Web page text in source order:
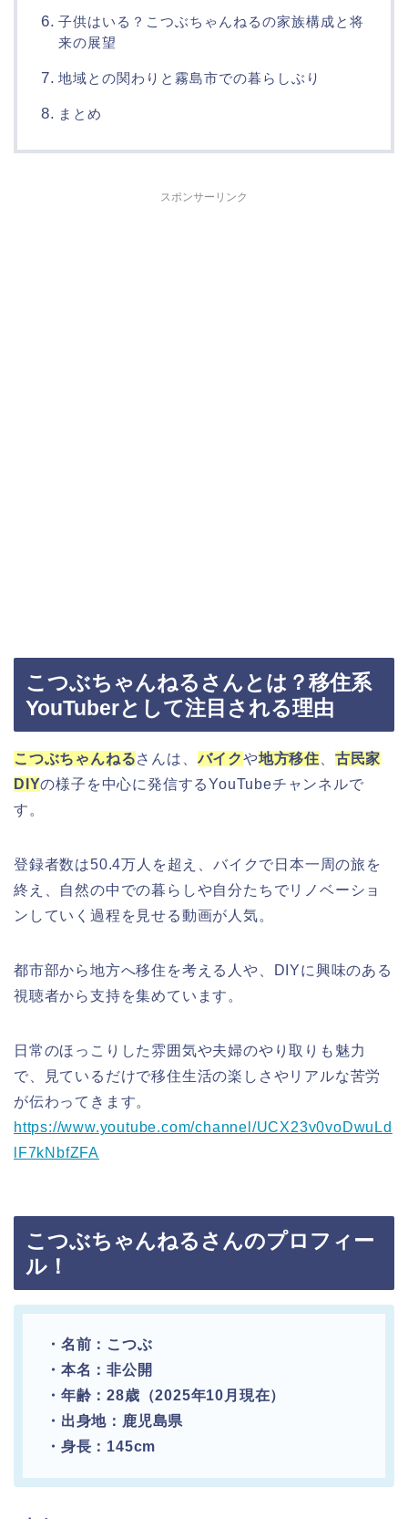
子供はいる？こつぶちゃんねるの家族構成と将
来の展望
地域との関わりと霧島市での暮らしぶり
まとめ
スポンサーリンク
こつぶちゃんねるさんとは？移住系
YouTuberとして注目される理由
こつぶちゃんねるさんは、バイクや地方移住
古民家
DIYの様子を中心に発信するYouTubeチャンネルで
す。
登録者数は50.4万人を超え、バイクで日本一周の旅を
終え、自然の中での暮らしや自分たちでリノベーショ
ンしていく過程を見せる動画が人気。
都市部から地方へ移住を考える人や、DIYに興味のある
視聴者から支持を集めています。
日常のほっこりした雰囲気や夫婦のやり取りも魅力
で、見ているだけで移住生活の楽しさやリアルな苦労
が伝わってきます。
https://www.youtube.com/channel/UCX23v0voDwuLd
lF7kNbfZFA
こつぶちゃんねるさんのプロフィー
ル！
・名前：こつぶ
・本名：非公開
・年齢：28歳（2025年10月現在）
・出身地：鹿児島県
・身長：145cm